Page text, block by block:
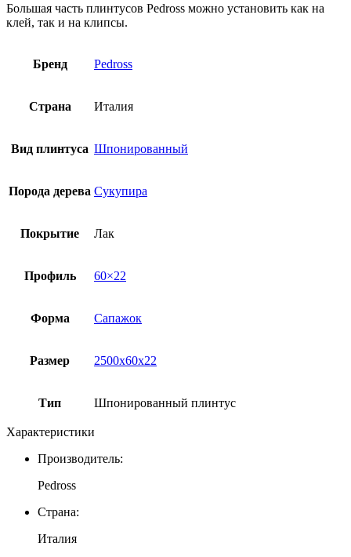
Большая часть плинтусов Pedross можно установить как на
клей, так и на клипсы.
Бренд Pedross
Страна Италия
Вид плинтуса Шпонированный
Порода дерева Сукупира
Покрытие Лак
Профиль 60×22
Форма Сапажок
Размер 2500x60x22
Тип Шпонированный плинтус
Характеристики
Производитель:
Pedross
Страна:
Италия